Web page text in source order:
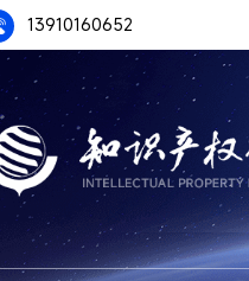
13910160652